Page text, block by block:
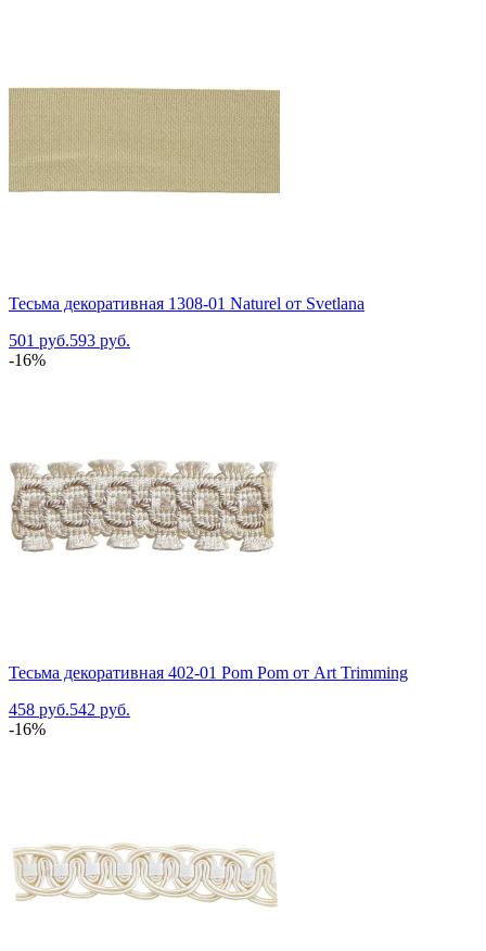
Тесьма декоративная 1308-01 Naturel от Svetlana
501 руб.593 руб.
-16%
Тесьма декоративная 402-01 Pom Pom от Art Trimming
458 руб.542 руб.
-16%